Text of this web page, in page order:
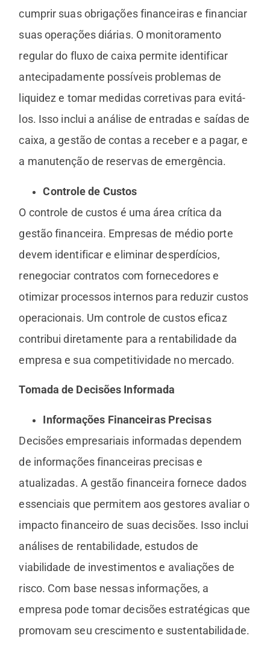
cumprir suas obrigações financeiras e financiar
suas operações diárias. O monitoramento
regular do fluxo de caixa permite identificar
antecipadamente possíveis problemas de
liquidez e tomar medidas corretivas para evitá-
los. Isso inclui a análise de entradas e saídas de
caixa, a gestão de contas a receber e a pagar, e
a manutenção de reservas de emergência.
Controle de Custos
O controle de custos é uma área crítica da
gestão financeira. Empresas de médio porte
devem identificar e eliminar desperdícios,
renegociar contratos com fornecedores e
otimizar processos internos para reduzir custos
operacionais. Um controle de custos eficaz
contribui diretamente para a rentabilidade da
empresa e sua competitividade no mercado.
Tomada de Decisões Informada
Informações Financeiras Precisas
Decisões empresariais informadas dependem
de informações financeiras precisas e
atualizadas. A gestão financeira fornece dados
essenciais que permitem aos gestores avaliar o
impacto financeiro de suas decisões. Isso inclui
análises de rentabilidade, estudos de
viabilidade de investimentos e avaliações de
risco. Com base nessas informações, a
empresa pode tomar decisões estratégicas que
promovam seu crescimento e sustentabilidade.